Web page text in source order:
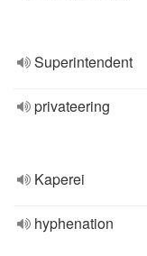
Superintendent
privateering
Kaperei
hyphenation